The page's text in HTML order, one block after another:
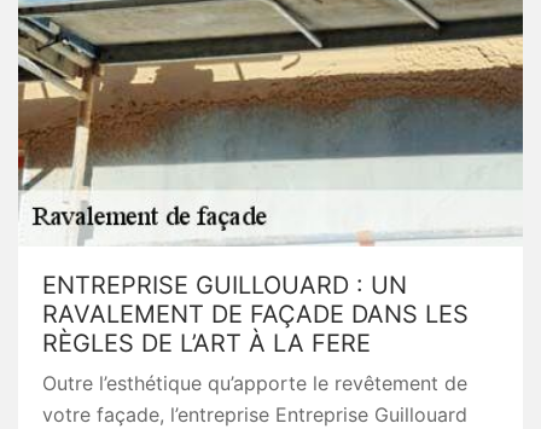
ENTREPRISE GUILLOUARD : UN
RAVALEMENT DE FAÇADE DANS LES
RÈGLES DE L’ART À LA FERE
Outre l’esthétique qu’apporte le revêtement de
votre façade, l’entreprise Entreprise Guillouard